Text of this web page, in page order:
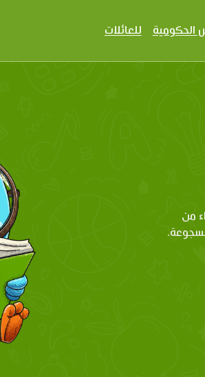
الحكومية للعائلات
من